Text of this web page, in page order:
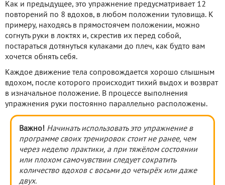
Как и предыдущее, это упражнение предусматривает 12
повторений по 8 вдохов, в любом положении туловища. К
примеру, находясь в прямостоячем положении, можно
согнуть руки в локтях и, скрестив их перед собой,
постараться дотянуться кулаками до плеч, как будто вам
хочется обнять себя.
Каждое движение тела сопровождается хорошо слышным
вдохом, после которого происходит тихий выдох и возврат
в изначальное положение. В процессе выполнения
упражнения руки постоянно параллельно расположены.
Важно! Начинать использовать это упражнение в
программе своих тренировок стоит не ранее, чем
через неделю практики, а при тяжёлом состоянии
или плохом самочувствии следует сократить
количество вдохов с восьми до четырёх или даже
двух.